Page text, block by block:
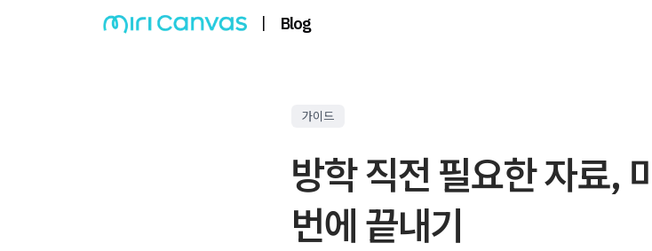
| Blog
가이드
방학 직전 필요한 자료,
번에 끝내기